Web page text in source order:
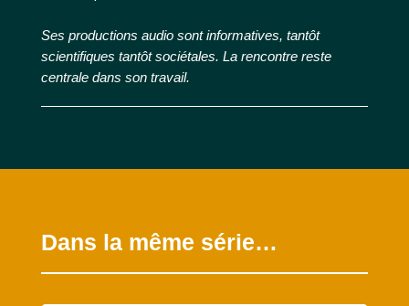
Ses productions audio sont informatives, tantôt
scientifiques tantôt sociétales. La rencontre reste
centrale dans son travail.
Dans la même série…